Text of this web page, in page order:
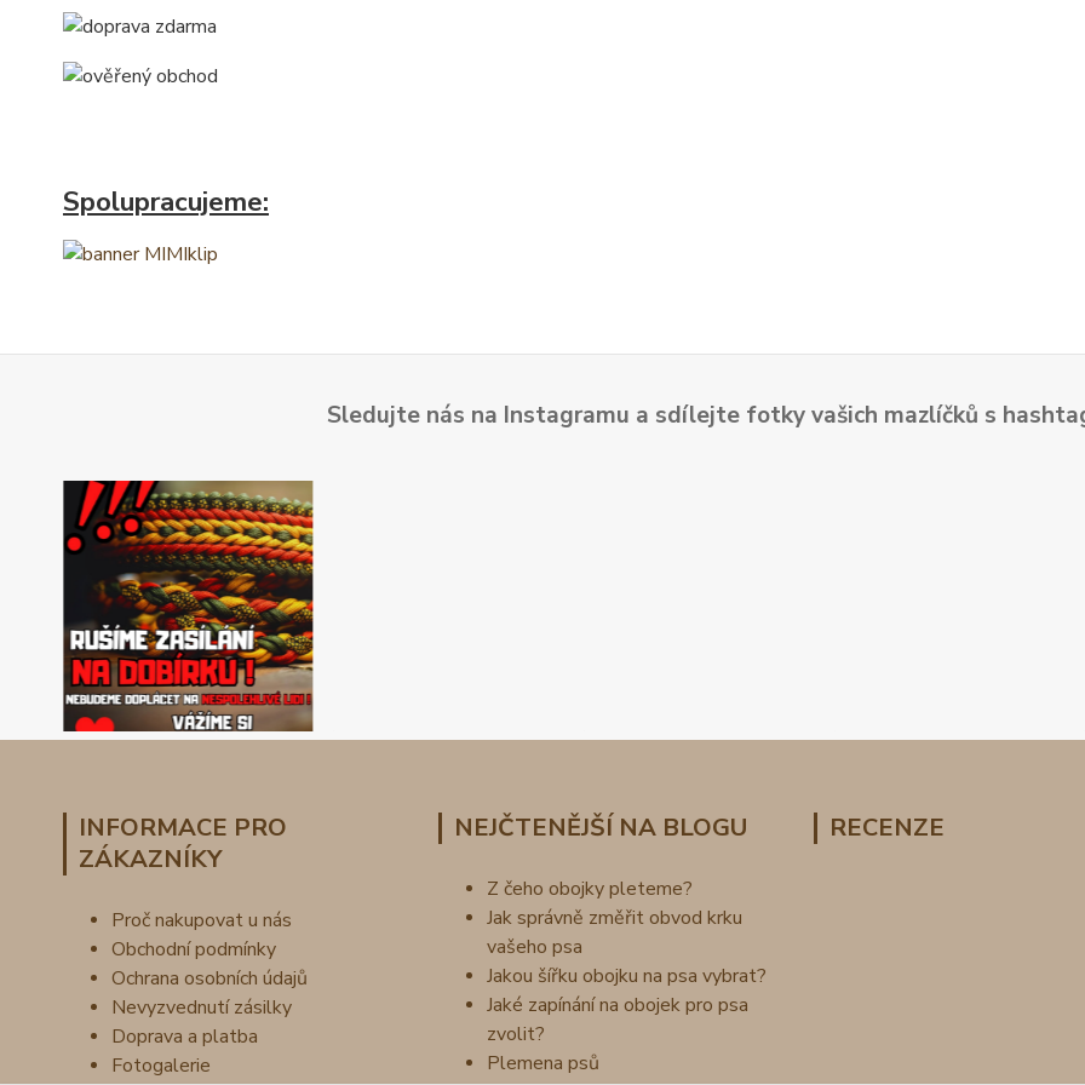
Spolupracujeme:
Sledujte nás na Instagramu a sdílejte fotky vašich mazlíčků s
INFORMACE PRO
ZÁKAZNÍKY
Proč nakupovat u nás
Obchodní podmínky
Ochrana osobních údajů
Nevyzvednutí zásilky
Doprava a platba
Fotogalerie
NEJČTENĚJŠÍ NA BLOGU
Z čeho obojky pleteme?
Jak správně změřit obvod krku
vašeho psa
Jakou šířku obojku na psa vybrat?
Jaké zapínání na obojek pro psa
zvolit?
Plemena psů
RECENZE